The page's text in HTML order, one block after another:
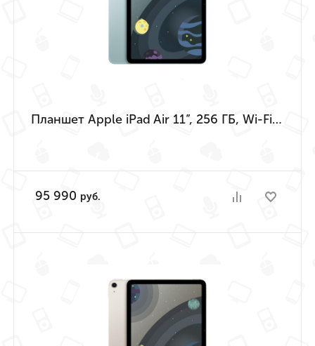
Планшет Apple iPad Air 11”, 256 ГБ, Wi-Fi + Cellular (Голубой | Blue) (M4 | 2026)
95 990 руб.